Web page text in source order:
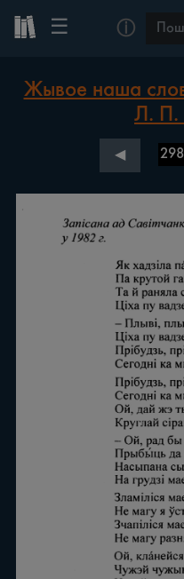
☰ ⓘ
Жывое наша
Л. П.
◀